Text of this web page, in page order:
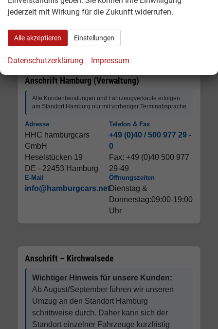
Anschrift Hamburg (Verwaltung)
Alle Kundenberatungen und Fahrzeugverkäufe erfolgen
am Standort Hamburg nur mit vorheriger Terminabsprache
Adresse
HHC hamburgcars
GmbH
Heselstücken 19
DE - 22453 Hamburg
Telefon & Fax
+49 (0)40 / 500 977 29 -
0
Fax: +49 (0)40 500 977
29-49
E-Mail
info@hamburgcars.net
Öffnungszeiten
Dienstag &
Donnerstag:09:00-19:00
Uhr
Anschrift – Kirchwalsede
Wichtiger Hinweis für unsere Kunden:
Ab August/September führen wir unseren
Umzug an den Standort Hamburg
schrittweise durch. Daher kann sich der
Standort einzelner Fahrzeuge kurzfristig
jederzeit mit Wirkung für die Zukunft widerrufen.
Alle akzeptieren Einstellungen
Datenschutzerklärung Impressum